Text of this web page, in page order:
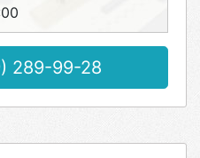
289-99-28